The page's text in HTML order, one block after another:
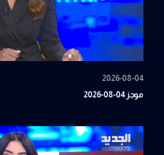
2026-08-04
موجز 04-08-2026